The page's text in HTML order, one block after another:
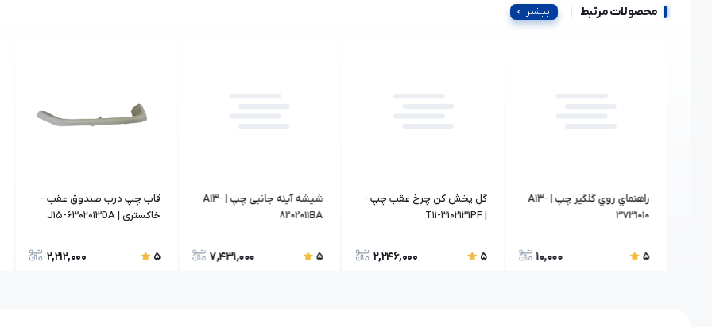
محصولات مرتبط بیشتر
راهنماي روي گلگير چپ | A13-
3731010
5
10,000
گل پخش کن چرخ عقب چپ -
| T11-3102131PF
5
2,246,000
شيشه آينه جانبی چپ | A13-
8202011BA
5
7,431,000
قاب چپ درب صندوق عقب -
خاکستری | J15-6302013DA
5
2,212,000